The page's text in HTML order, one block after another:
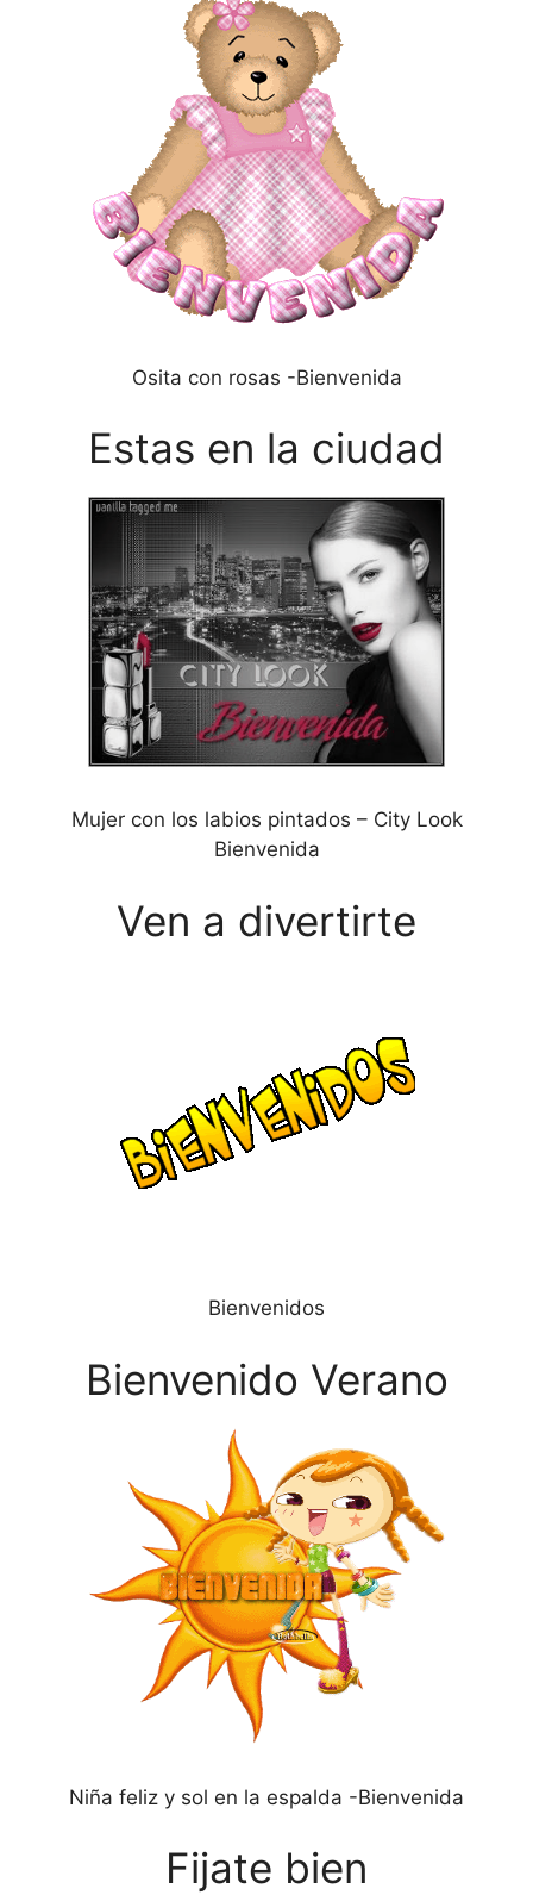
Osita con rosas -Bienvenida
Estas en la ciudad
Mujer con los labios pintados – City Look
Bienvenida
Ven a divertirte
Bienvenidos
Bienvenido Verano
Niña feliz y sol en la espalda -Bienvenida
Fijate bien